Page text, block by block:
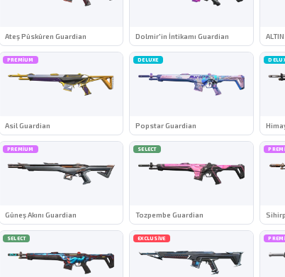
Ateş Püsküren Guardian Dolmir'in İntikamı Guardian
PREMIUM
Asil Guardian
DELUXE
Popstar Guardian
PREMIUM
Güneş Akını Guardian
SELECT
Tozpembe Guardian
SELECT EXCLUSIVE